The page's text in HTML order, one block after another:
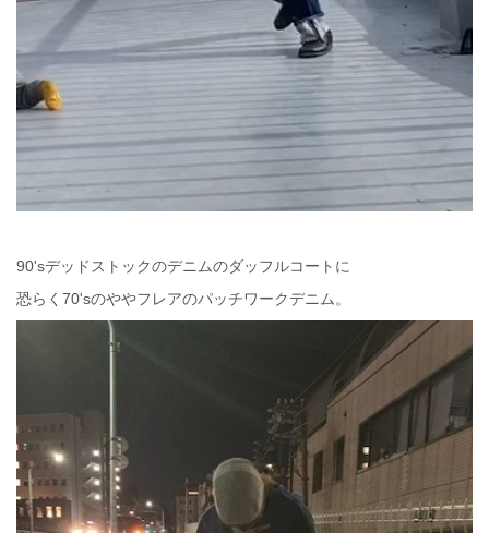
90'sデッドストックのデニムのダッフルコートに
恐らく70'sのややフレアのパッチワークデニム。